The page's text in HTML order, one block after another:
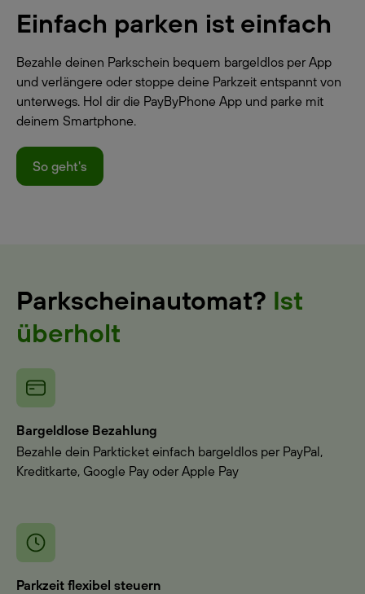
Einfach parken ist einfach
Bezahle deinen Parkschein bequem bargeldlos per App
und verlängere oder stoppe deine Parkzeit entspannt von
unterwegs. Hol dir die PayByPhone App und parke mit
deinem Smartphone.
So geht's
Parkscheinautomat? Ist
überholt
Bargeldlose Bezahlung
Bezahle dein Parkticket einfach bargeldlos per PayPal,
Kreditkarte, Google Pay oder Apple Pay
Parkzeit flexibel steuern